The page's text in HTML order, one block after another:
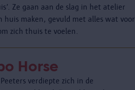
Ze gaan aan de slag in het atelier
huis maken, gevuld met alles wat voor
zich thuis te voelen.
Horse
verdiepte zich in de